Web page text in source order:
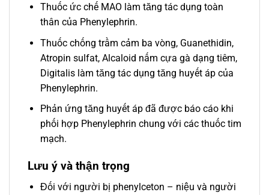
Thuốc ức chế MAO làm tăng tác dụng toàn
thân của Phenylephrin.
Thuốc chống trầm cảm ba vòng, Guanethidin,
Atropin sulfat, Alcaloid nấm cựa gà dạng tiêm,
Digitalis làm tăng tác dụng tăng huyết áp của
Phenylephrin.
Phản ứng tăng huyết áp đã được báo cáo khi
phối hợp Phenylephrin chung với các thuốc tim
mạch.
Lưu ý và thận trọng
Đối với người bị phenylceton – niệu và người